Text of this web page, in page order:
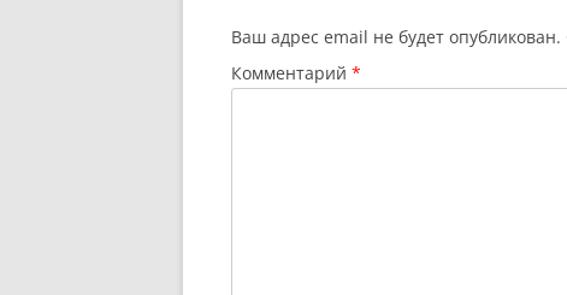
Ваш адрес email не будет опубликован.
Комментарий *